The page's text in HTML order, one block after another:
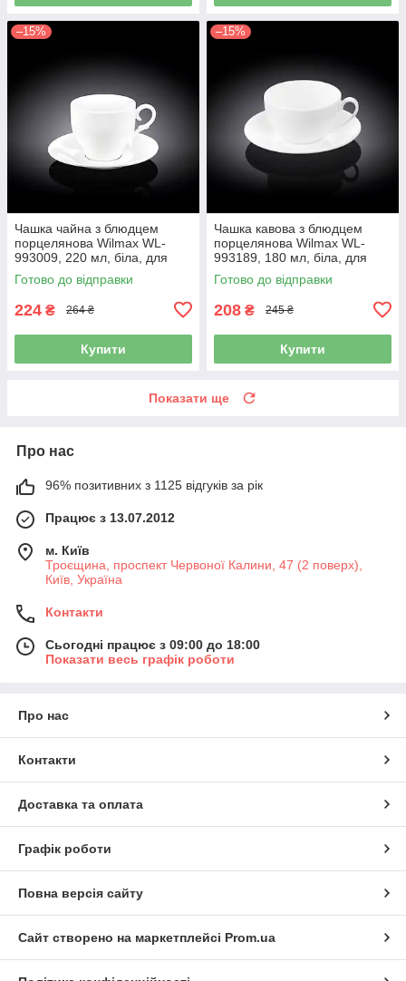
–15%
Чашка чайна з блюдцем
порцелянова Wilmax WL-
993009, 220 мл, біла, для
чаю
Готово до відправки
224 ₴ 264 ₴
Купити
–15%
Чашка кавова з блюдцем
порцелянова Wilmax WL-
993189, 180 мл, біла, для
еспресо і капучино
Готово до відправки
208 ₴ 245 ₴
Купити
Показати ще
Про нас
96% позитивних з 1125 відгуків за рік
Працює з 13.07.2012
м. Київ
Троєщина, проспект Червоної Калини, 47 (2 поверх),
Київ, Україна
Контакти
Сьогодні працює з 09:00 до 18:00
Показати весь графік роботи
Про нас
Контакти
Доставка та оплата
Графік роботи
Повна версія сайту
Сайт створено на маркетплейсі Prom.ua